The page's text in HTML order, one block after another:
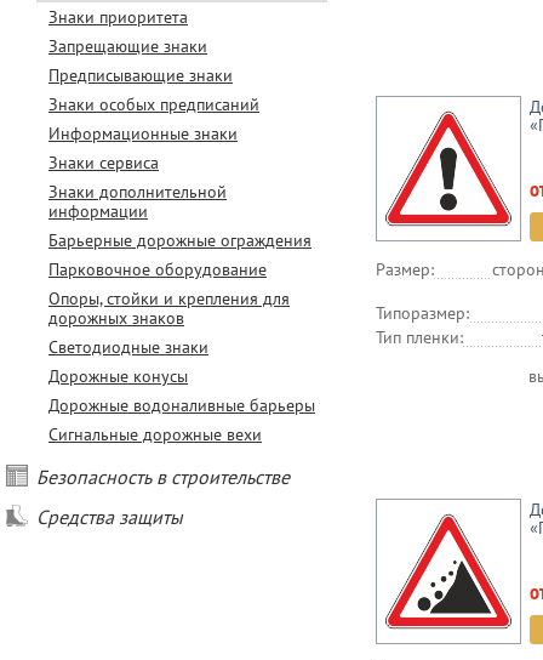
Знаки приоритета
Запрещающие знаки
Предписывающие знаки
Знаки особых предписаний
Информационные знаки
Знаки сервиса
Знаки дополнительной
информации
Барьерные дорожные ограждения
Парковочное оборудование
Опоры, стойки и крепления для
дорожных знаков
Светодиодные знаки
Дорожные конусы
Дорожные водоналивные барьеры
Сигнальные дорожные вехи
Безопасность в строительстве
Средства защиты
Размер:
Типоразмер:
Тип пленки: